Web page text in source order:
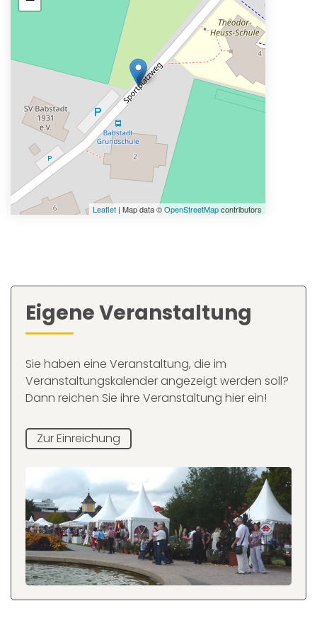
Leaflet | Map data ©OpenStreetMapcontributors
Eigene Veranstaltung
Sie haben eine Veranstaltung, die im
Veranstaltungskalender angezeigt werden soll?
Dann reichen Sie ihre Veranstaltung hier ein!
Zur Einreichung